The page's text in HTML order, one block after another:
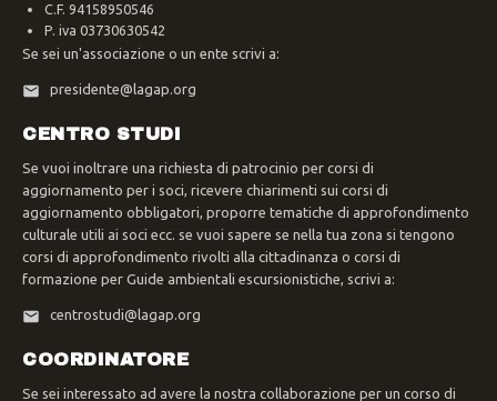
C.F. 94158950546
P. iva 03730630542
Se sei un'associazione o un ente scrivi a:
presidente@lagap.org
CENTRO STUDI
Se vuoi inoltrare una richiesta di patrocinio per corsi di
aggiornamento per i soci, ricevere chiarimenti sui corsi di
aggiornamento obbligatori, proporre tematiche di approfondimento
culturale utili ai soci ecc. se vuoi sapere se nella tua zona si tengono
corsi di approfondimento rivolti alla cittadinanza o corsi di
formazione per Guide ambientali escursionistiche, scrivi a:
centrostudi@lagap.org
COORDINATORE
Se sei interessato ad avere la nostra collaborazione per un corso di